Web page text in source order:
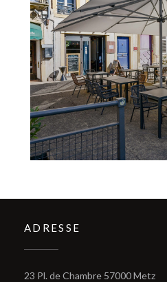
ADRESSE
23 Pl. de Chambre 57000 Metz